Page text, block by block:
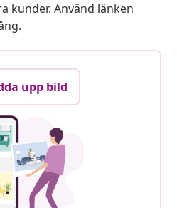
kunder. Använd länken
upp bild